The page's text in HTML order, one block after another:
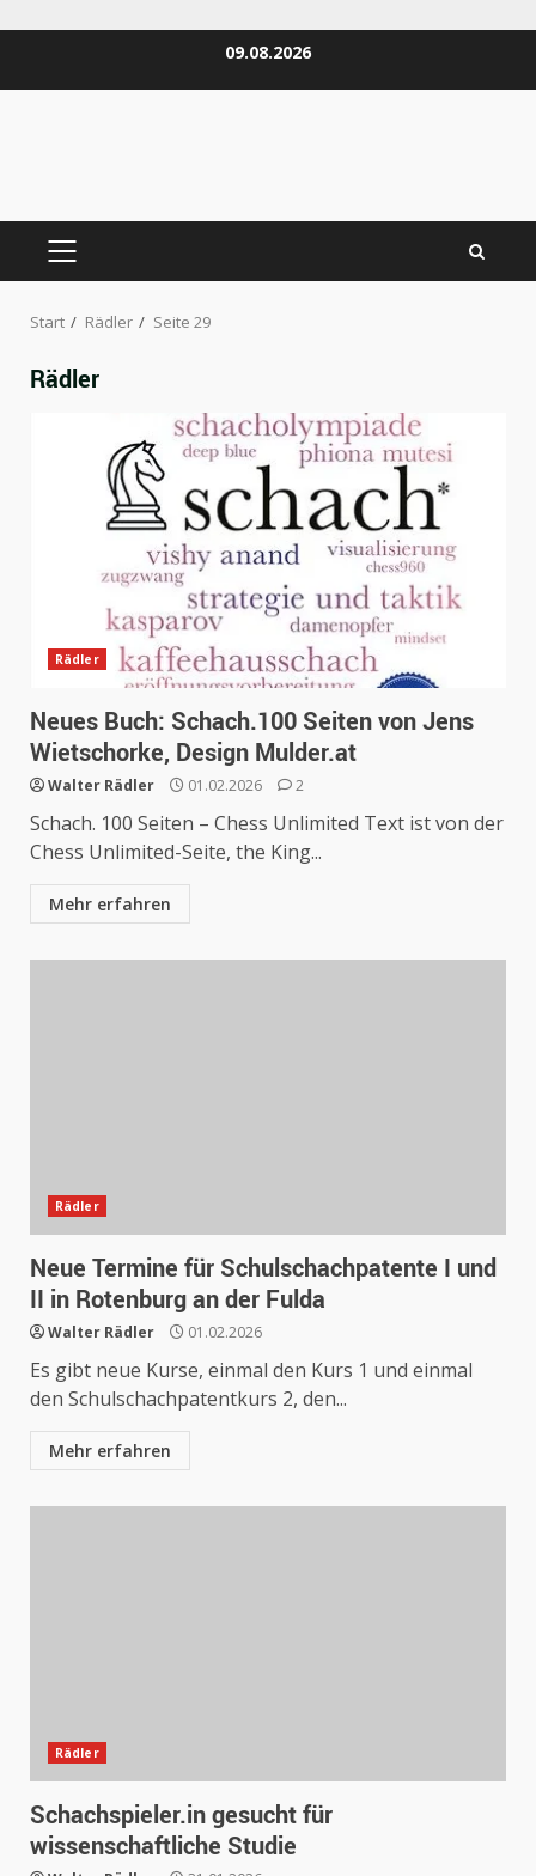
09.08.2026
PRIMÄRES
Start Rädler Seite 29
Rädler
Rädler
Neues Buch: Schach.100 Seiten von Jens
Wietschorke, Design Mulder.at
Walter Rädler 01.02.2026 2
Schach. 100 Seiten – Chess Unlimited Text ist von der
Chess Unlimited-Seite, the King...
Mehr erfahren
Rädler
Neue Termine für Schulschachpatente I und
II in Rotenburg an der Fulda
Walter Rädler 01.02.2026
Es gibt neue Kurse, einmal den Kurs 1 und einmal
den Schulschachpatentkurs 2, den...
Mehr erfahren
Rädler
Schachspieler.in gesucht für
wissenschaftliche Studie